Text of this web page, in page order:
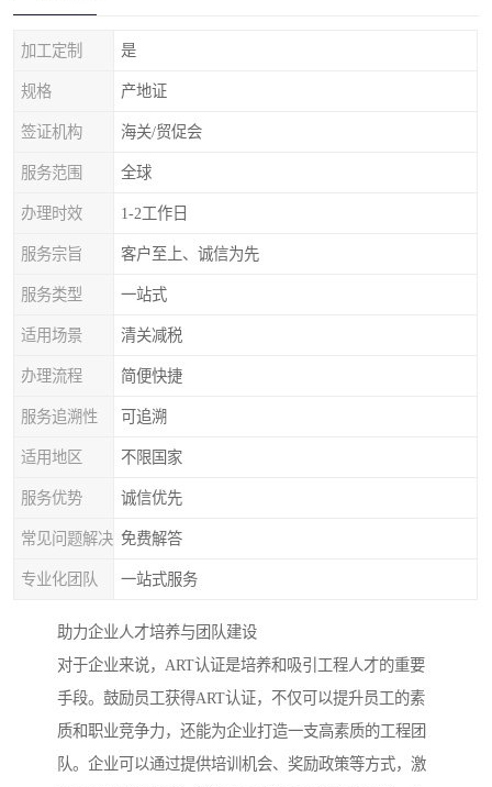
加工定制 是
规格 产地证
签证机构 海关/贸促会
服务范围 全球
办理时效 1-2工作日
服务宗旨 客户至上、诚信为先
服务类型 一站式
适用场景 清关减税
办理流程 简便快捷
服务追溯性 可追溯
适用地区 不限国家
服务优势 诚信优先
常见问题解决 免费解答
专业化团队 一站式服务
助力企业人才培养与团队建设
对于企业来说，ART认证是培养和吸引工程人才的重要
手段。鼓励员工获得ART认证，不仅可以提升员工的素
质和职业竞争力，还能为企业打造一支高素质的工程团
队。企业可以通过提供培训机会、奖励政策等方式，激